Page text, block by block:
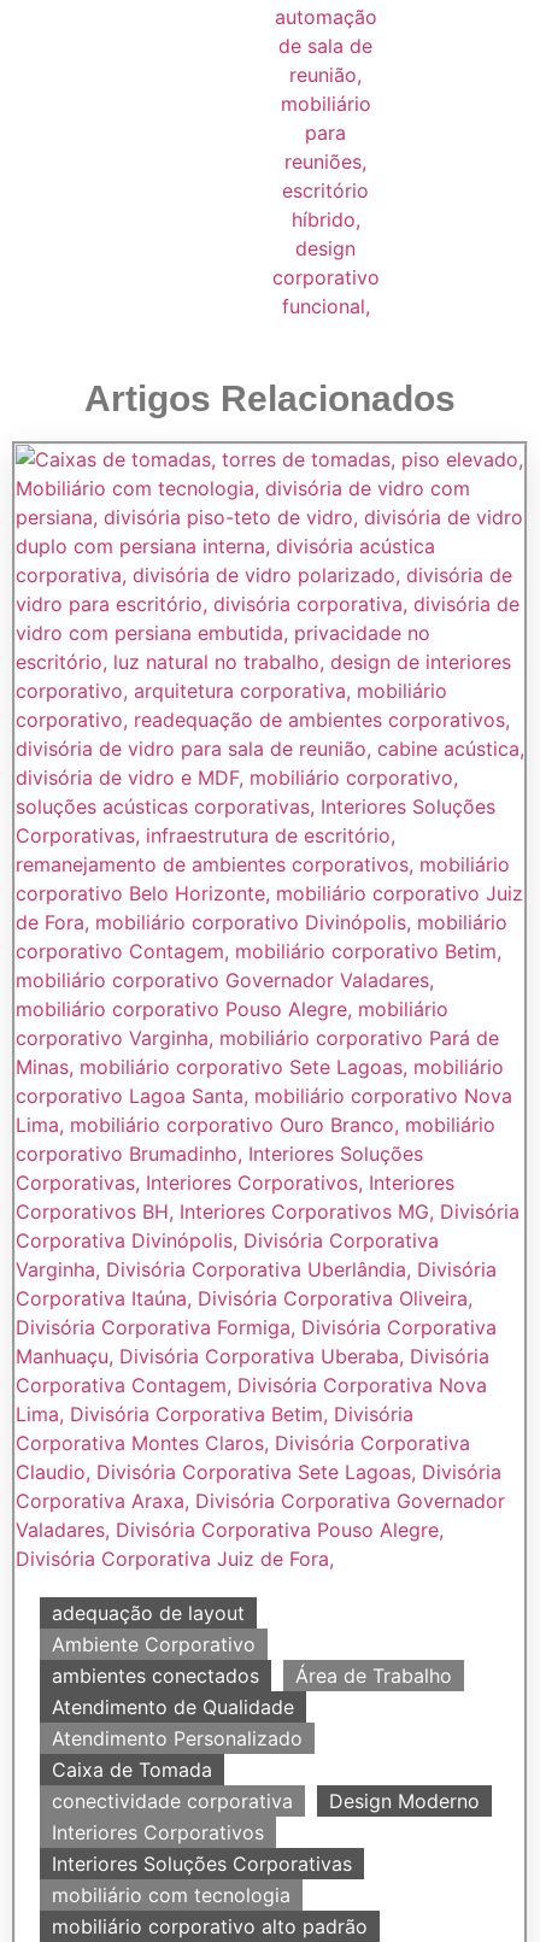
Artigos Relacionados
adequação de layout
Ambiente Corporativo
ambientes conectados
Área de Trabalho
Atendimento de Qualidade
Atendimento Personalizado
Caixa de Tomada
conectividade corporativa
Design Moderno
Interiores Corporativos
Interiores Soluções Corporativas
mobiliário com tecnologia
mobiliário corporativo alto padrão